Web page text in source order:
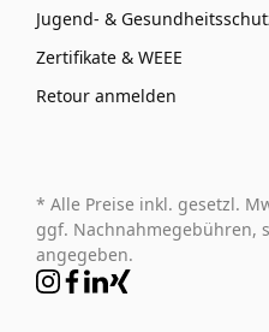
Jugend- &
Zertifikate & WEEE
Retour anmelden
* Alle Preise inkl. gesetzl.
ggf. Nachnahmegebühren,
angegeben.